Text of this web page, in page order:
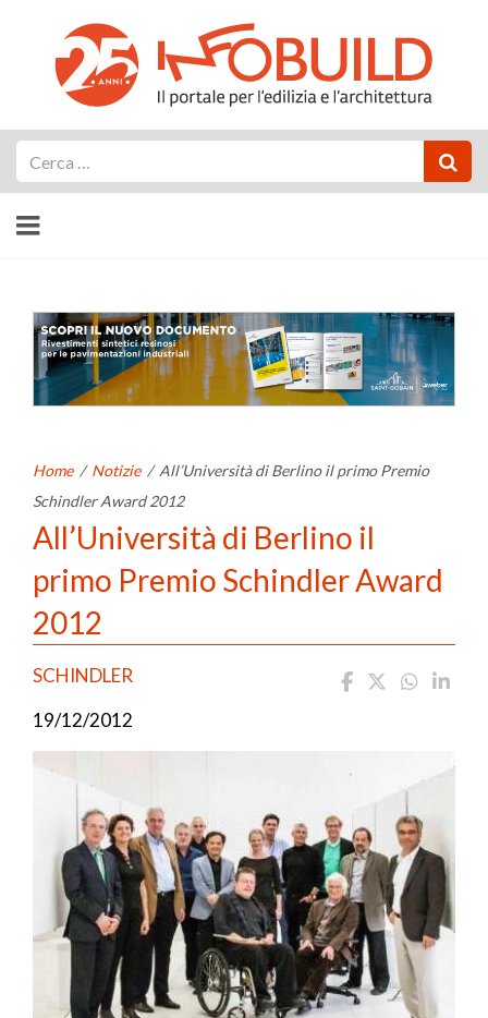
Home / Notizie / All’Università di Berlino il primo Premio
Schindler Award 2012
All’Università di Berlino il
primo Premio Schindler Award
2012
SCHINDLER
19/12/2012